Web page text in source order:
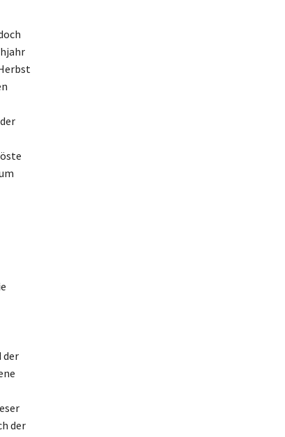
der
der